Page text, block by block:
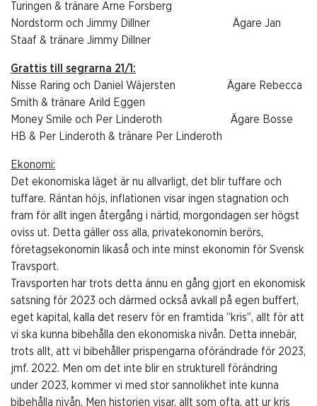
Turingen & tränare Arne Forsberg
Nordstorm och Jimmy Dillner Ägare Jan
Staaf & tränare Jimmy Dillner
Grattis till segrarna 21/1:
Nisse Raring och Daniel Wäjersten Ägare Rebecca
Smith & tränare Arild Eggen
Money Smile och Per Linderoth Ägare Bosse
HB & Per Linderoth & tränare Per Linderoth
Ekonomi:
Det ekonomiska läget är nu allvarligt, det blir tuffare och
tuffare. Räntan höjs, inflationen visar ingen stagnation och
fram för allt ingen återgång i närtid, morgondagen ser högst
oviss ut. Detta gäller oss alla, privatekonomin berörs,
företagsekonomin likaså och inte minst ekonomin för Svensk
Travsport.
Travsporten har trots detta ännu en gång gjort en ekonomisk
satsning för 2023 och därmed också avkall på egen buffert,
eget kapital, kalla det reserv för en framtida ”kris”, allt för att
vi ska kunna bibehålla den ekonomiska nivån. Detta innebär,
trots allt, att vi bibehåller prispengarna oförändrade för 2023,
jmf. 2022. Men om det inte blir en strukturell förändring
under 2023, kommer vi med stor sannolikhet inte kunna
bibehålla nivån. Men historien visar, allt som ofta, att ur kris